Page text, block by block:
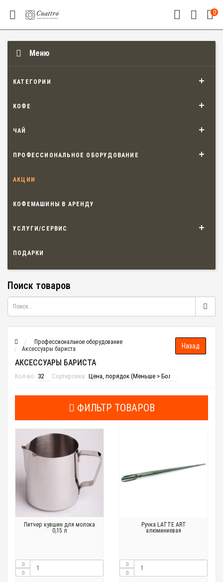
0
Меню
КАТЕГОРИИ
КОФЕ
ЧАЙ
ПРОФЕССИОНАЛЬНОЕ ОБОРУДОВАНИЕ
АКЦИИ
КОФЕМАШИНЫ В АРЕНДУ
УСЛУГИ/СЕРВИС
ПОДАРКИ
Поиск товаров
Профессиональное оборудование
Аксессуары бариста
АКСЕССУАРЫ БАРИСТА
Кол-во: Сортировка:
ФИЛЬТР ТОВАРОВ
Питчер кувшин для молока
0,15 л
Ручка LATTE ART
алюминиевая